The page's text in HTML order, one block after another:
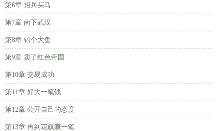
第6章 招兵买马
第7章 南下武汉
第8章 钓个大鱼
第9章 卖了红色帝国
第10章 交易成功
第11章 好大一笔钱
第12章 公开自己的态度
第13章 再到花旗赚一笔